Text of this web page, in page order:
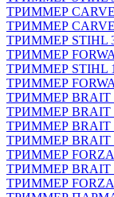
ТРИММЕР
ТРИММЕР
ТРИММЕР STIHL
ТРИММЕР
ТРИММЕР STIHL
ТРИММЕР
ТРИММЕР BRAIT
ТРИММЕР BRAIT
ТРИММЕР BRAIT
ТРИММЕР BRAIT
ТРИММЕР FORZA
ТРИММЕР BRAIT
ТРИММЕР FORZA